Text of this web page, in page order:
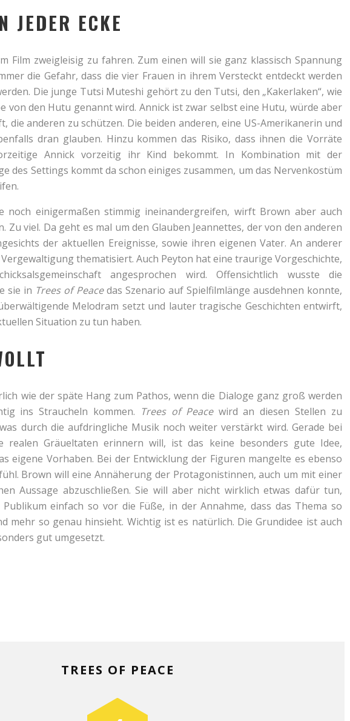
JEDER ECKE
Film zweigleisig zu fahren. Zum einen will sie ganz klassisch Spannung
die Gefahr, dass die vier Frauen in ihrem Versteckt entdeckt werden
Die junge Tutsi Muteshi gehört zu den Tutsi, den „Kakerlaken“, wie
von den Hutu genannt wird. Annick ist zwar selbst eine Hutu, würde aber
die anderen zu schützen. Die beiden anderen, eine US-Amerikanerin und
dran glauben. Hinzu kommen das Risiko, dass ihnen die Vorräte
Annick vorzeitig ihr Kind bekommt. In Kombination mit der
des Settings kommt da schon einiges zusammen, um das Nervenkostüm
noch einigermaßen stimmig ineinandergreifen, wirft Brown aber auch
Zu viel. Da geht es mal um den Glauben Jeannettes, der von den anderen
der aktuellen Ereignisse, sowie ihren eigenen Vater. An anderer
thematisiert. Auch Peyton hat eine traurige Vorgeschichte,
angesprochen wird. Offensichtlich wusste die
sie in Trees of Peacedas Szenario auf Spielfilmlänge ausdehnen konnte,
Melodram setzt und lauter tragische Geschichten entwirft,
Situation zu tun haben.
wie der späte Hang zum Pathos, wenn die Dialoge ganz groß werden
ins Straucheln kommen. Trees of Peacewird an diesen Stellen zu
durch die aufdringliche Musik noch weiter verstärkt wird. Gerade bei
realen Gräueltaten erinnern will, ist das keine besonders gute Idee,
eigene Vorhaben. Bei der Entwicklung der Figuren mangelte es ebenso
Brown will eine Annäherung der Protagonistinnen, auch um mit einer
Aussage abzuschließen. Sie will aber nicht wirklich etwas dafür tun,
einfach so vor die Füße, in der Annahme, dass das Thema so
mehr so genau hinsieht. Wichtig ist es natürlich. Die Grundidee ist auch
gut umgesetzt.
TREES OF PEACE